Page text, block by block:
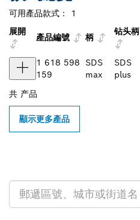
可用產品款式：
1
展開
產品編號 柄
钻头柄
1 618 598
159
SDS
max
SDS
plus
共 产品
顯示更多產品